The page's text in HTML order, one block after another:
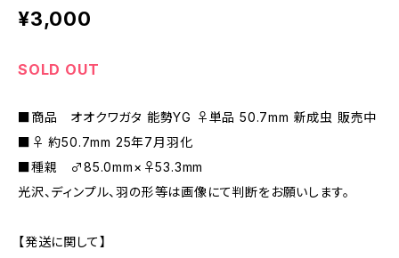
¥3,000
SOLD OUT
■商品 オオクワガタ 能勢YG ♀単品 50.7mm 新成虫 販売中
■♀ 約50.7mm 25年7月羽化
■種親 ♂85.0mm×♀53.3mm
光沢、ディンプル、羽の形等は画像にて判断をお願いします。
【発送に関して】